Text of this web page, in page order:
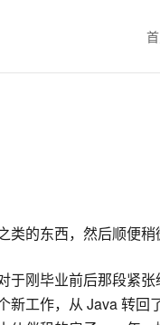
的东西，然后顺便稍
刚毕业前后那段紧
工作，从 Java 转回